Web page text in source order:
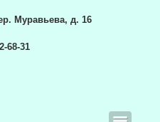
Муравьева, д. 16
68-31